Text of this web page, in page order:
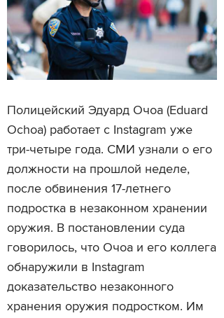
Полицейский Эдуард Очоа (Eduard
Ochoa) работает с Instagram уже
три-четыре года. СМИ узнали о его
должности на прошлой неделе,
после обвинения 17-летнего
подростка в незаконном хранении
оружия. В постановлении суда
говорилось, что Очоа и его коллега
обнаружили в Instagram
доказательство незаконного
хранения оружия подростком. Им